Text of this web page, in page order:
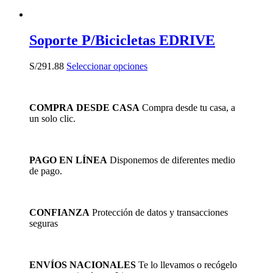
Soporte P/Bicicletas EDRIVE
S/291.88 Seleccionar opcionesEste
variantes.
elegir
de
producto
COMPRA DESDE CASA Compra desde tu casa, a
un solo clic.
PAGO EN LÍNEA Disponemos de diferentes medio
de pago.
CONFIANZA Protección de datos y transacciones
seguras
ENVÍOS NACIONALES Te lo llevamos o recógelo